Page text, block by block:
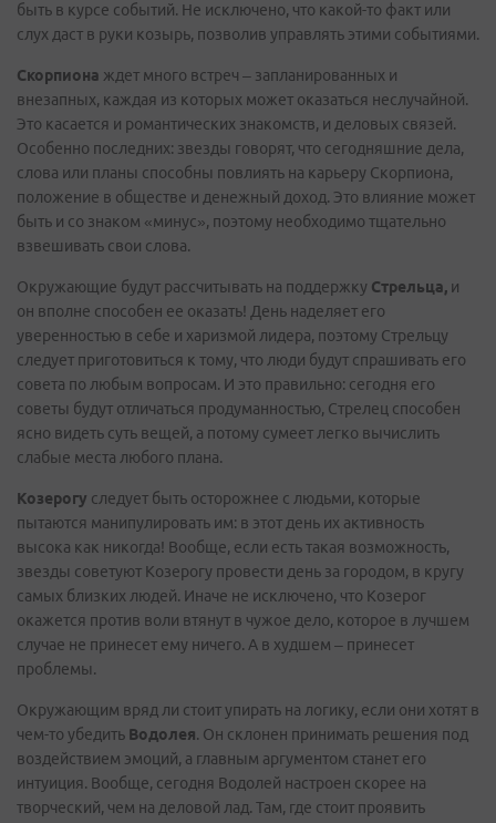
быть в курсе событий. Не исключено, что какой-то факт или
слух даст в руки козырь, позволив управлять этими событиями.
Скорпиона ждет много встреч – запланированных и
внезапных, каждая из которых может оказаться неслучайной.
Это касается и романтических знакомств, и деловых связей.
Особенно последних: звезды говорят, что сегодняшние дела,
слова или планы способны повлиять на карьеру Скорпиона,
положение в обществе и денежный доход. Это влияние может
быть и со знаком «минус», поэтому необходимо тщательно
взвешивать свои слова.
Окружающие будут рассчитывать на поддержку Стрельца, и
он вполне способен ее оказать! День наделяет его
уверенностью в себе и харизмой лидера, поэтому Стрельцу
следует приготовиться к тому, что люди будут спрашивать его
совета по любым вопросам. И это правильно: сегодня его
советы будут отличаться продуманностью, Стрелец способен
ясно видеть суть вещей, а потому сумеет легко вычислить
слабые места любого плана.
Козерогу следует быть осторожнее с людьми, которые
пытаются манипулировать им: в этот день их активность
высока как никогда! Вообще, если есть такая возможность,
звезды советуют Козерогу провести день за городом, в кругу
самых близких людей. Иначе не исключено, что Козерог
окажется против воли втянут в чужое дело, которое в лучшем
случае не принесет ему ничего. А в худшем – принесет
проблемы.
Окружающим вряд ли стоит упирать на логику, если они хотят в
чем-то убедить Водолея. Он склонен принимать решения под
воздействием эмоций, а главным аргументом станет его
интуиция. Вообще, сегодня Водолей настроен скорее на
творческий, чем на деловой лад. Там, где стоит проявить